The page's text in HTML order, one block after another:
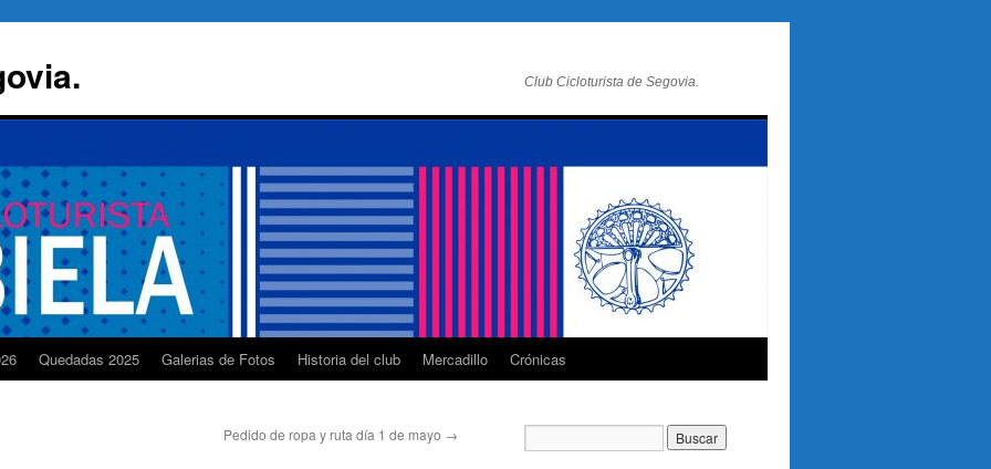
Club Cicloturista de Segovia.
Quedadas 2025 Galerias de Fotos Historia del club Mercadillo Crónicas
Pedido de ropa y ruta día 1 de mayo →